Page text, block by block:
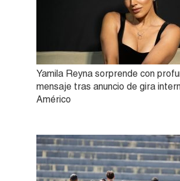
Yamila Reyna sorprende con
mensaje tras anuncio de gira
Américo